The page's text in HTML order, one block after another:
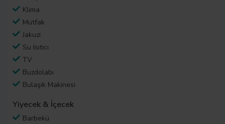
Klima
Mutfak
Jakuzi
Su Isıtıcı
TV
Buzdolabı
Bulaşık Makinesi
Yiyecek & İçecek
Barbekü